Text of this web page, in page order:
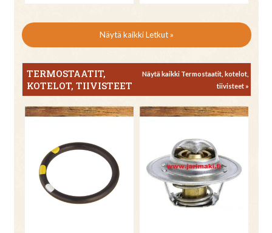
Näytä kaikki Letkut »
TERMOSTAATIT,
KOTELOT, TIIVISTEET
Näytä kaikki Termostaatit, kotelot,
tiivisteet »